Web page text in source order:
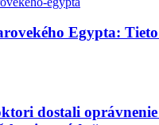
Egypta:
dostali